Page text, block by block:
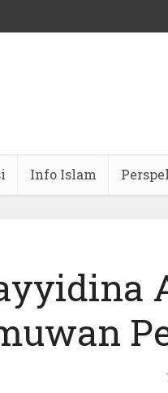
Info Islam